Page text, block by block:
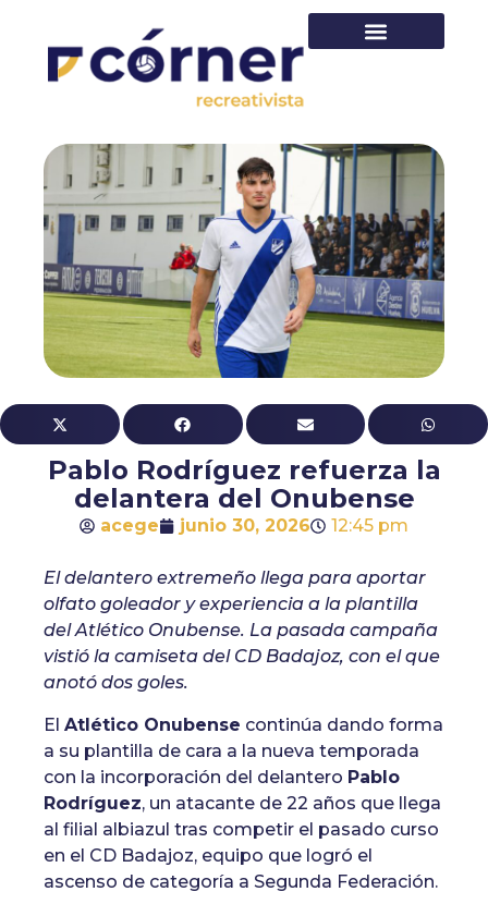
Pablo Rodríguez refuerza la
delantera del Onubense
acege junio 30, 2026 12:45 pm
El delantero extremeño llega para aportar
olfato goleador y experiencia a la plantilla
del Atlético Onubense. La pasada campaña
vistió la camiseta del CD Badajoz, con el que
anotó dos goles.
El Atlético Onubense continúa dando forma
a su plantilla de cara a la nueva temporada
con la incorporación del delantero Pablo
Rodríguez, un atacante de 22 años que llega
al filial albiazul tras competir el pasado curso
en el CD Badajoz, equipo que logró el
ascenso de categoría a Segunda Federación.